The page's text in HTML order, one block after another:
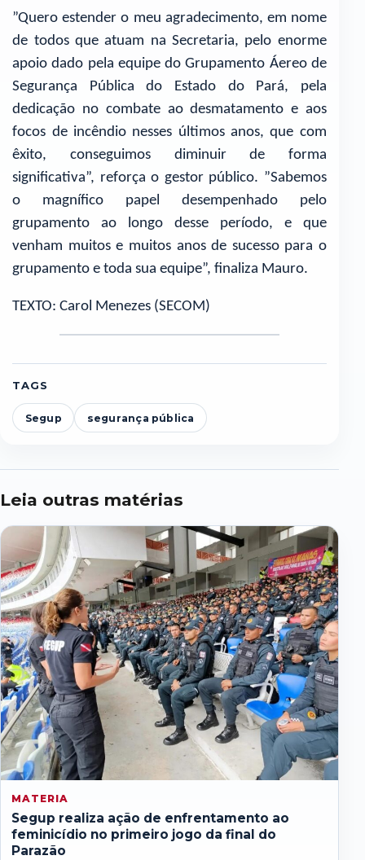
”Quero estender o meu agradecimento, em nome
de todos que atuam na Secretaria, pelo enorme
apoio dado pela equipe do Grupamento Áereo de
Segurança Pública do Estado do Pará, pela
dedicação no combate ao desmatamento e aos
focos de incêndio nesses últimos anos, que com
êxito, conseguimos diminuir de forma
significativa”, reforça o gestor público. ”Sabemos
o magnífico papel desempenhado pelo
grupamento ao longo desse período, e que
venham muitos e muitos anos de sucesso para o
grupamento e toda sua equipe”, finaliza Mauro.
TEXTO: Carol Menezes (SECOM)
TAGS
Segup segurança pública
Leia outras matérias
MATERIA
Segup realiza ação de enfrentamento ao
feminicídio no primeiro jogo da final do
Parazão